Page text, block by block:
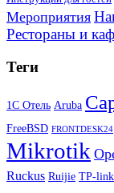
Мероприятия
Рестораны и
Теги
1С Отель Aruba
FreeBSD FRONTDESK24
Mikrotik
Ruckus Ruijie TP-